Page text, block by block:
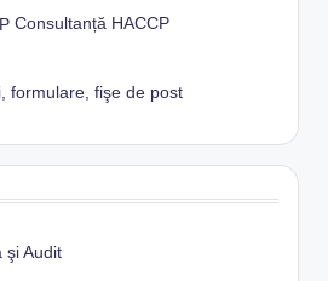
Consultanță HACCP
formulare, fişe de post
şi Audit